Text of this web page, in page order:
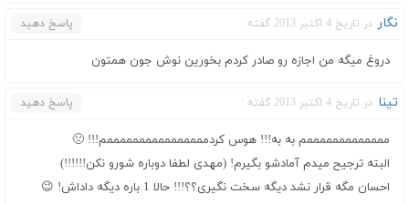
نگار در تاریخ 4 اکتبر 2013 گفته : پاسخ دهید
دروغ میگه من اجازه رو صادر کردم بخورین نوش جون همتون
تینا در تاریخ 4 اکتبر 2013 گفته : پاسخ دهید
مممممممممممممم به به!!! هوس کردممممممممممممممممم!!! 🙁
البته ترجیح میدم آمادشو بگیرم! (مهدی لطفا دوباره شورو نکن!!!!!!)
احسان مگه قرار نشد دیگه سخت نگیری؟؟!!! حالا 1 باره دیگه داداش! 😉